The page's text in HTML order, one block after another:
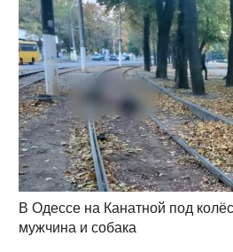
В Одессе на Канатной под
мужчина и собака